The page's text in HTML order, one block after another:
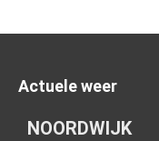
Actuele weer
NOORDWIJK